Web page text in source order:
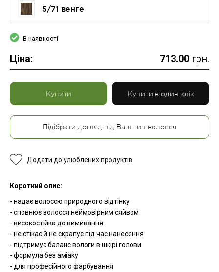
5/71 венге
В наявності
Ціна: 713.00 грн.
Купити Купити в один клік
Підібрати догляд під Ваш тип волосся
Додати до улюблених продуктів
Короткий опис:
- надає волоссю природного відтінку
- сповнює волосся неймовірним сяйвом
- високостійка до вимивання
- не стікає й не скрапує під час нанесення
- підтримує баланс вологи в шкірі голови
- формула без аміаку
- для професійного фарбування